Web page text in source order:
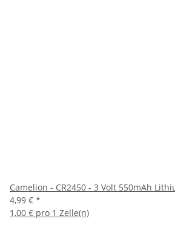
Camelion - CR2450 - 3 Volt 550mAh
4,99 € *
1,00 € pro 1 Zelle(n)